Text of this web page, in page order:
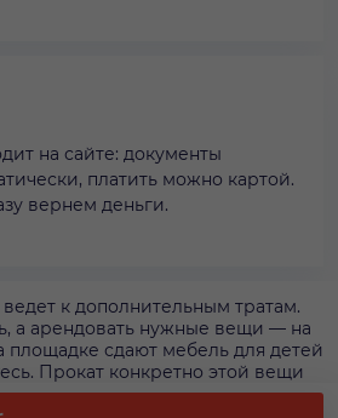
на сайте: документы
платить можно картой.
вернем деньги.
к дополнительным тратам.
а арендовать нужные вещи — на
площадке сдают мебель для детей
Прокат конкретно этой вещи
1 нед. Аренда мебели для детей